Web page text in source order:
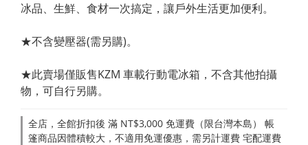
冰品、生鮮、食材一次搞定，讓戶外生活更加便利。
★不含變壓器(需另購)。
★此賣場僅販售KZM 車載行動電冰箱，不含其他拍攝
物，可自行另購。
全店，全館折扣後 滿 NT$3,000 免運費（限台灣本島） 帳
篷商品因體積較大，不適用免運優惠，需另計運費 宅配運費